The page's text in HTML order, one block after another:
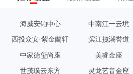
海威安铂中心 中南江一云境
西投众安·紫金蘭轩 滨江揽潮誉道
中家德玺尚座 美睿金座
世茂璞云东方 灵龙艺音金座